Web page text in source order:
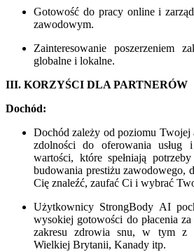
Gotowość do pracy online i
zawodowym.
Zainteresowanie poszerzeniem
globalne i lokalne.
III. KORZYŚCI DLA PARTNERÓW
Dochód:
Dochód zależy od poziomu Twojej
zdolności do oferowania
wartości, które spełniają
budowania prestiżu zawodowego,
Cię znaleźć, zaufać Ci i wybrać
Użytkownicy StrongBody AI
wysokiej gotowości do płacenia
zakresu zdrowia snu, w tym z
Wielkiej Brytanii, Kanady itp.